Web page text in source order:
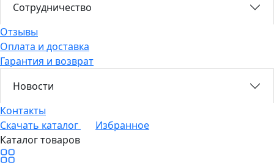
Сотрудничество
Отзывы
Оплата и доставка
Гарантия и возврат
Новости
Контакты
Скачать каталог
Избранное
Каталог товаров